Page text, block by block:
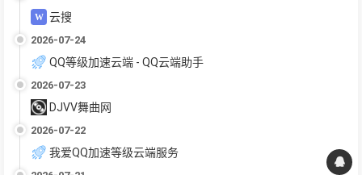
云搜
2026-07-24
QQ等级加速云端 - QQ云端助手
2026-07-23
DJVV舞曲网
2026-07-22
我爱QQ加速等级云端服务